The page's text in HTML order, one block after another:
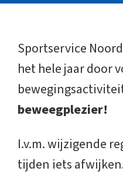
Sportservice
het hele jaar door
beweegplezier!
I.v.m. wijzigende
tijden iets